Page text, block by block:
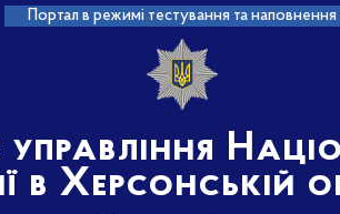
Портал в режимі тестування та наповнення
управління
в Херсонській